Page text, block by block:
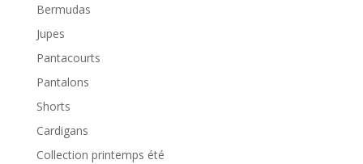
Bermudas
Jupes
Pantacourts
Pantalons
Shorts
Cardigans
Collection printemps été